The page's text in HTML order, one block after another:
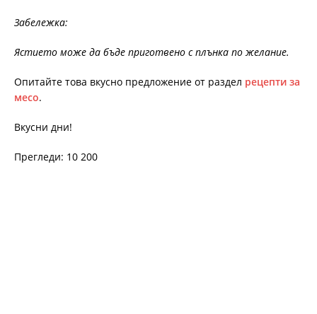
Забележка:
Ястието може да бъде приготвено с плънка по желание.
Опитайте това вкусно предложение от раздел рецепти за
месо.
Вкусни дни!
Прегледи: 10 200